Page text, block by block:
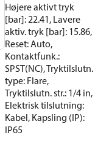
Højere aktivt tryk
[bar]: 22.41, Lavere
aktiv. tryk [bar]: 15.86,
Reset: Auto,
Kontaktfunk.:
SPST(NC), Tryktilslutn.
type: Flare,
Tryktilslutn. str.: 1/4 in,
Elektrisk tilslutning:
Kabel, Kapsling (IP):
IP65